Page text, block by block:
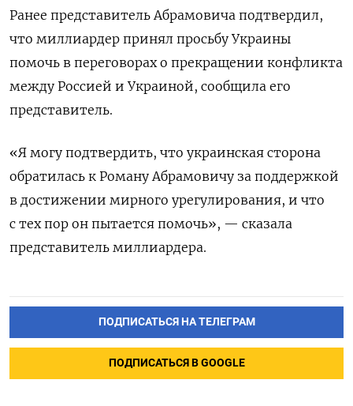
Ранее представитель Абрамовича подтвердил,
что миллиардер принял просьбу Украины
помочь в переговорах о прекращении конфликта
между Россией и Украиной, сообщила его
представитель.
«Я могу подтвердить, что украинская сторона
обратилась к Роману Абрамовичу за поддержкой
в достижении мирного урегулирования, и что
с тех пор он пытается помочь», — сказала
представитель миллиардера.
ПОДПИСАТЬСЯ НА ТЕЛЕГРАМ
ПОДПИСАТЬСЯ В GOOGLE